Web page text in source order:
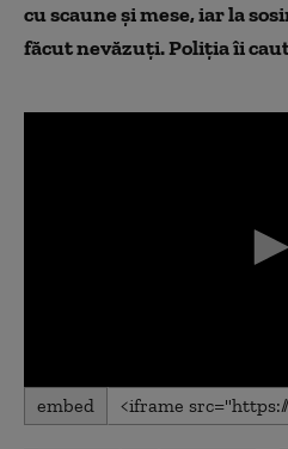
cu scaune și mese, iar la
făcut nevăzuți. Poliția îi
0
seconds
embed